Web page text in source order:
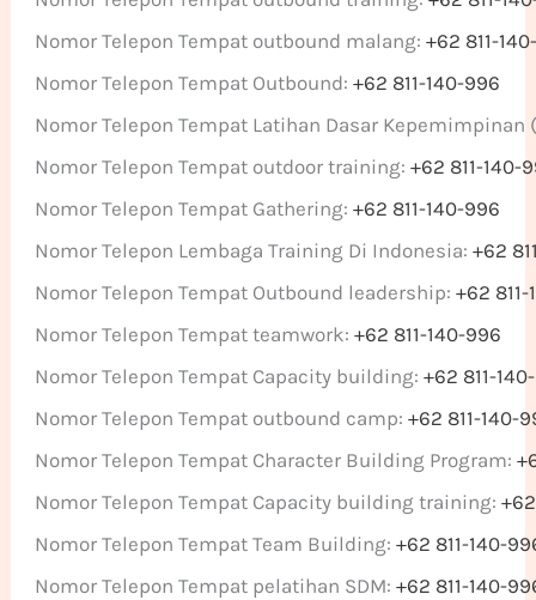
Nomor Telepon Tempat outbound malang:+62 811-
Nomor Telepon Tempat Outbound:+62 811-140-996
Nomor Telepon Tempat Latihan Dasar Kepemimpinan
Nomor Telepon Tempat outdoor training:+62 811-140-
Nomor Telepon Tempat Gathering:+62 811-140-996
Nomor Telepon Lembaga Training Di Indonesia:+62
Nomor Telepon Tempat Outbound leadership:+62
Nomor Telepon Tempat teamwork:+62 811-140-996
Nomor Telepon Tempat Capacity building:+62 811-
Nomor Telepon Tempat outbound camp:+62 811-140-
Nomor Telepon Tempat Character Building Program:
Nomor Telepon Tempat Capacity building training:
Nomor Telepon Tempat Team Building:+62 811-140-
Nomor Telepon Tempat pelatihan SDM:+62 811-140-